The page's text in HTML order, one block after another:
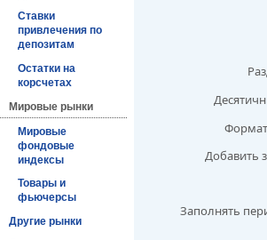
Ставки
привлечения по
депозитам
Остатки на
корсчетах
Мировые рынки
Мировые
фондовые
индексы
Товары и
фьючерсы
Другие рынки
Добавить
Заполнять